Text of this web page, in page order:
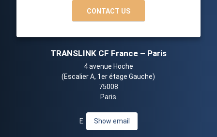
CONTACT US
TRANSLINK CF France – Paris
4 avenue Hoche
(Escalier A, 1er étage Gauche)
75008
Paris
E. Show email